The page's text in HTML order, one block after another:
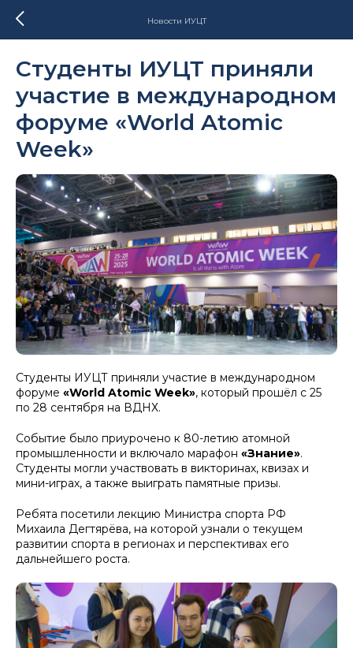
Новости ИУЦТ
Студенты ИУЦТ приняли
участие в международном
форуме «World Atomic
Week»
Студенты ИУЦТ приняли участие в международном
форуме «World Atomic Week», который прошёл с 25
по 28 сентября на ВДНХ.
Событие было приурочено к 80-летию атомной
промышленности и включало марафон «Знание».
Студенты могли участвовать в викторинах, квизах и
мини-играх, а также выиграть памятные призы.
Ребята посетили лекцию Министра спорта РФ
Михаила Дегтярёва, на которой узнали о текущем
развитии спорта в регионах и перспективах его
дальнейшего роста.